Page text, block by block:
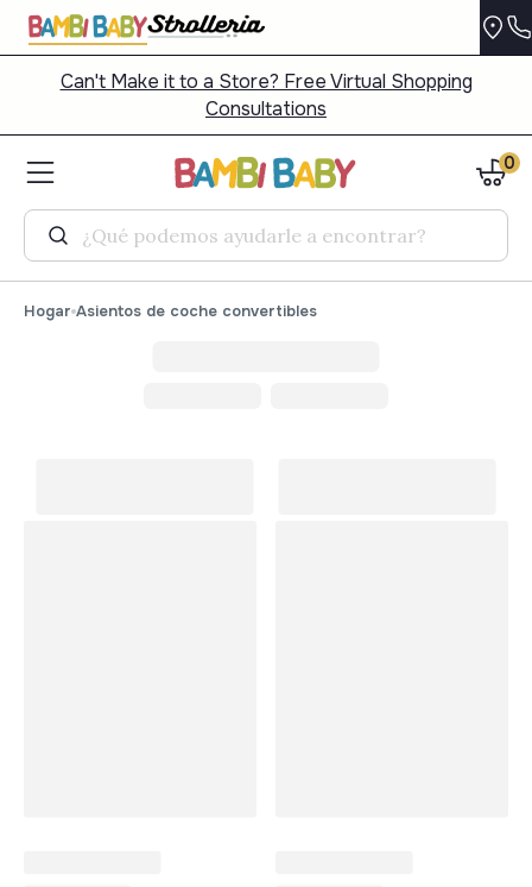
Can't Make it to a Store? Free Virtual Shopping
Consultations
Buscar
0
Hogar Asientos de coche convertibles